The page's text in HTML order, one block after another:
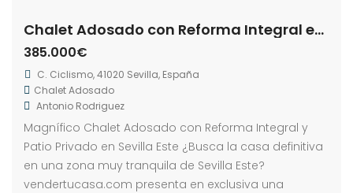
Chalet Adosado con Reforma Integral en Sevilla Este
385.000€
C. Ciclismo, 41020 Sevilla, España
Chalet Adosado
Antonio Rodriguez
Magnífico Chalet Adosado con Reforma Integral y
Patio Privado en Sevilla Este ¿Busca la casa definitiva
en una zona muy tranquila de Sevilla Este?
vendertucasa.com presenta en exclusiva una